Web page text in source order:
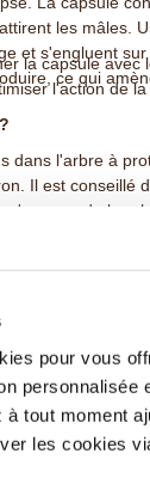
pour vous
personnalisée
à tout moment
les cookies
les mâles.
et s'engluent
ce qui
la capsule avec
l'action de
dans l'arbre à
Il est conseillé
s'assurer de leur
être
pour la culture
utiles et
à cette
: